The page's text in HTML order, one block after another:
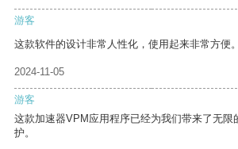
游客
这款软件的设计非常人性化，使用起来非常方便。
2024-11-05
游客
这款加速器VPM应用程序已经为我们带来了无限
护。